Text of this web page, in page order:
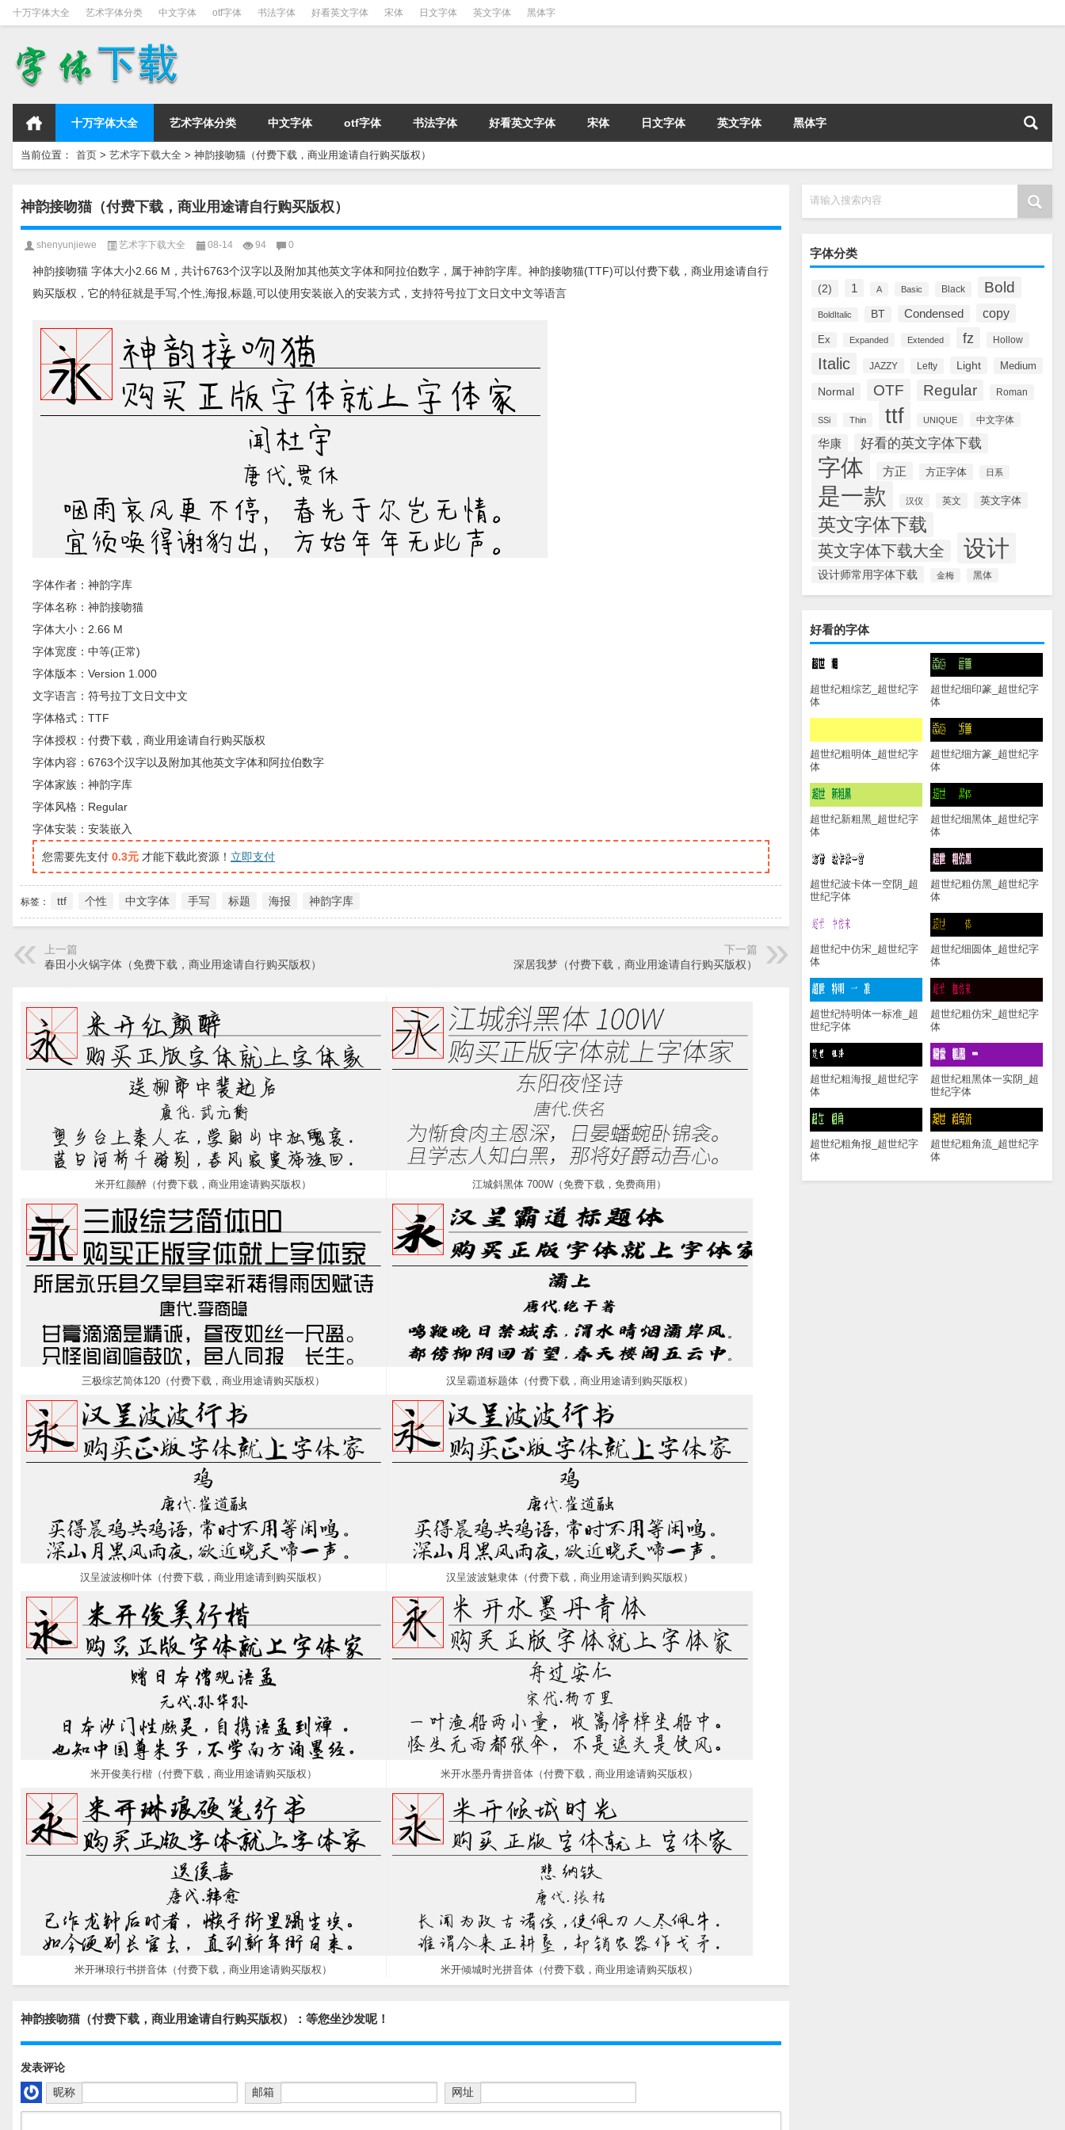
十万字体大全 艺术字体分类 中文字体 otf字体 书法字体 好看英文字体 宋体 日文字体 英文字体 黑体字
十万字体大全 艺术字体分类 中文字体 otf字体 书法字体 好看英文字体 宋体 日文字体 英文字体 黑体字
当前位置： 首页 > 艺术字下载大全 > 神韵接吻猫（付费下载，商业用途请自行购买版权）
请输入搜索内容
字体分类
(2) 1 A Basic Black Bold
BoldItalic BT Condensed copy
Ex Expanded Extended fz Hollow
Italic JAZZY Lefty Light Medium
Normal OTF Regular Roman
SSi Thin ttf UNIQUE 中文字体
华康 好看的英文字体下载
字体 方正 方正字体 日系
是一款 汉仪 英文 英文字体
英文字体下载
英文字体下载大全 设计
设计师常用字体下载 金梅 黑体
好看的字体
超世纪粗综艺_超世纪字
体
超世纪细印篆_超世纪字
体
超世纪粗明体_超世纪字
体
超世纪细方篆_超世纪字
体
超世纪新粗黑_超世纪字
体
超世纪细黑体_超世纪字
体
超世纪波卡体一空阴_超
世纪字体
超世纪粗仿黑_超世纪字
体
超世纪中仿宋_超世纪字
体
超世纪细圆体_超世纪字
体
超世纪特明体一标准_超
世纪字体
超世纪粗仿宋_超世纪字
体
超世纪粗海报_超世纪字
体
超世纪粗黑体一实阴_超
世纪字体
超世纪粗角报_超世纪字
体
超世纪粗角流_超世纪字
体
神韵接吻猫（付费下载，商业用途请自行购买版权）
shenyunjiewe 艺术字下载大全 08-14 94 0
神韵接吻猫 字体大小2.66 M，共计6763个汉字以及附加其他英文字体和阿拉伯数字，属于神韵字库。神韵接吻猫(TTF)可以付费下载，商业用途请自行
购买版权，它的特征就是手写,个性,海报,标题,可以使用安装嵌入的安装方式，支持符号拉丁文日文中文等语言
字体作者：神韵字库
字体名称：神韵接吻猫
字体大小：2.66 M
字体宽度：中等(正常)
字体版本：Version 1.000
文字语言：符号拉丁文日文中文
字体格式：TTF
字体授权：付费下载，商业用途请自行购买版权
字体内容：6763个汉字以及附加其他英文字体和阿拉伯数字
字体家族：神韵字库
字体风格：Regular
字体安装：安装嵌入
您需要先支付 0.3元 才能下载此资源！ 立即支付
标签： ttf 个性 中文字体 手写 标题 海报 神韵字库
上一篇
春田小火锅字体（免费下载，商业用途请自行购买版权）
下一篇
深居我梦（付费下载，商业用途请自行购买版权）
米开红颜醉（付费下载，商业用途请购买版权） 江城斜黑体 700W（免费下载，免费商用）
三极综艺简体120（付费下载，商业用途请购买版权） 汉呈霸道标题体（付费下载，商业用途请到购买版权）
汉呈波波柳叶体（付费下载，商业用途请到购买版权） 汉呈波波魅隶体（付费下载，商业用途请到购买版权）
米开俊美行楷（付费下载，商业用途请购买版权） 米开水墨丹青拼音体（付费下载，商业用途请购买版权）
米开琳琅行书拼音体（付费下载，商业用途请购买版权） 米开倾城时光拼音体（付费下载，商业用途请购买版权）
神韵接吻猫（付费下载，商业用途请自行购买版权）：等您坐沙发呢！
发表评论
昵称
邮箱 网址